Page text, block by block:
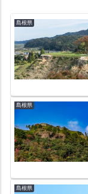
島根県
島根県
島根県